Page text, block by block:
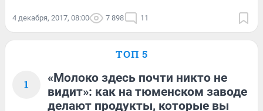
4 декабря, 2017, 08:00 7 898 11
ТОП 5
1
«Молоко здесь почти никто не
видит»: как на тюменском заводе
делают продукты, которые вы